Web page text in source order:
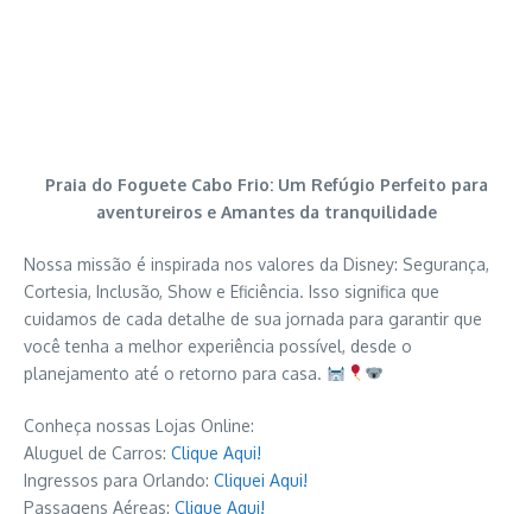
Praia do Foguete Cabo Frio: Um Refúgio Perfeito para
aventureiros e Amantes da tranquilidade
Nossa missão é inspirada nos valores da Disney: Segurança,
Cortesia, Inclusão, Show e Eficiência. Isso significa que
cuidamos de cada detalhe de sua jornada para garantir que
você tenha a melhor experiência possível, desde o
planejamento até o retorno para casa.
Conheça nossas Lojas Online:
Aluguel de Carros: Clique Aqui!
Ingressos para Orlando: Cliquei Aqui!
Passagens Aéreas: Clique Aqui!